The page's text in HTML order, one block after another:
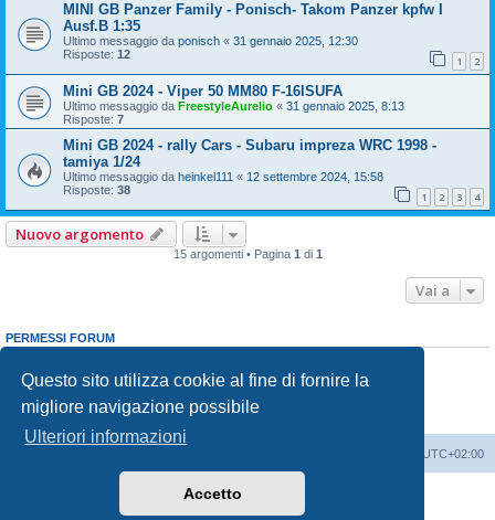
Questo sito utilizza cookie al fine di fornire la
migliore navigazione possibile
Ulteriori informazioni
Accetto
MINI GB Panzer Family - Ponisch- Takom Panzer kpfw I
Ausf.B 1:35
Ultimo messaggio da ponisch « 31 gennaio 2025, 12:30
Risposte: 12 1 2
Mini GB 2024 - Viper 50 MM80 F-16ISUFA
Ultimo messaggio da FreestyleAurelio « 31 gennaio 2025, 8:13
Risposte: 7
Mini GB 2024 - rally Cars - Subaru impreza WRC 1998 -
tamiya 1/24
Ultimo messaggio da heinkel111 « 12 settembre 2024, 15:58
Risposte: 38 1 2 3 4
Nuovo argomento
15 argomenti • Pagina 1 di 1
Vai a
PERMESSI FORUM
Non puoirispondere negli argomenti
Non puoimodificare i tuoi messaggi
Non puoicancellare i tuoi messaggi
Non puoi
inviare allegati
UTC+02:00
phpBB® Forum Software © phpBB Limited
Traduzione ItalianaphpBB-Italia.it